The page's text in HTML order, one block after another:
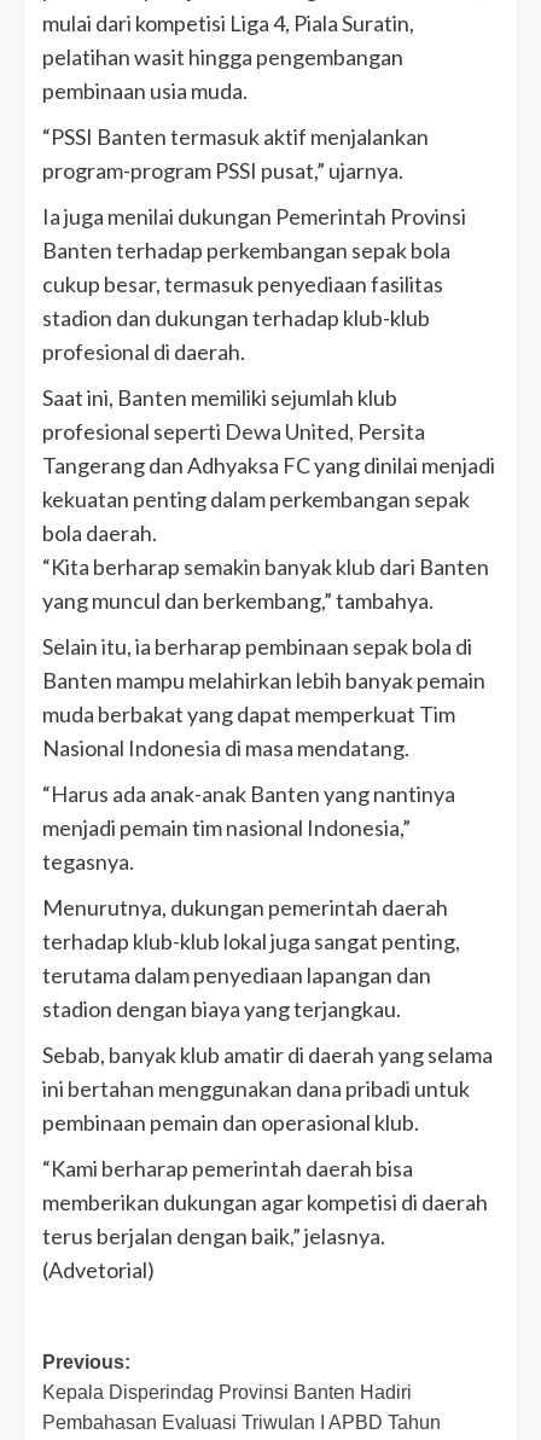
mulai dari kompetisi Liga 4, Piala Suratin,
pelatihan wasit hingga pengembangan
pembinaan usia muda.
“PSSI Banten termasuk aktif menjalankan
program-program PSSI pusat,” ujarnya.
Ia juga menilai dukungan Pemerintah Provinsi
Banten terhadap perkembangan sepak bola
cukup besar, termasuk penyediaan fasilitas
stadion dan dukungan terhadap klub-klub
profesional di daerah.
Saat ini, Banten memiliki sejumlah klub
profesional seperti Dewa United, Persita
Tangerang dan Adhyaksa FC yang dinilai menjadi
kekuatan penting dalam perkembangan sepak
bola daerah.
“Kita berharap semakin banyak klub dari Banten
yang muncul dan berkembang,” tambahya.
Selain itu, ia berharap pembinaan sepak bola di
Banten mampu melahirkan lebih banyak pemain
muda berbakat yang dapat memperkuat Tim
Nasional Indonesia di masa mendatang.
“Harus ada anak-anak Banten yang nantinya
menjadi pemain tim nasional Indonesia,”
tegasnya.
Menurutnya, dukungan pemerintah daerah
terhadap klub-klub lokal juga sangat penting,
terutama dalam penyediaan lapangan dan
stadion dengan biaya yang terjangkau.
Sebab, banyak klub amatir di daerah yang selama
ini bertahan menggunakan dana pribadi untuk
pembinaan pemain dan operasional klub.
“Kami berharap pemerintah daerah bisa
memberikan dukungan agar kompetisi di daerah
terus berjalan dengan baik,” jelasnya.
(Advetorial)
Post
navigation
Previous:
Kepala Disperindag Provinsi Banten Hadiri
Pembahasan Evaluasi Triwulan I APBD Tahun